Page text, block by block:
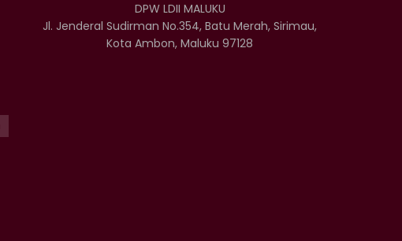
DPW LDII MALUKU
Jl. Jenderal Sudirman No.354, Batu Merah, Sirimau,
Kota Ambon, Maluku 97128